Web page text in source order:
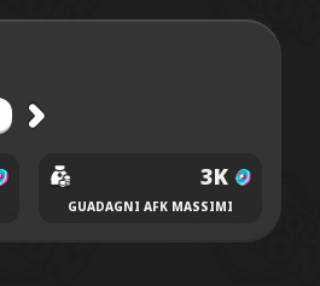
3K
GUADAGNI AFK MASSIMI